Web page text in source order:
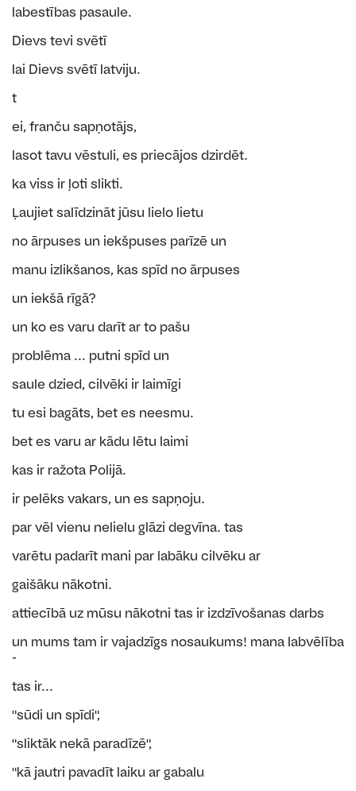
labestības pasaule.
Dievs tevi svētī
lai Dievs svētī latviju.
t
ei, franču sapņotājs,
lasot tavu vēstuli, es priecājos dzirdēt.
ka viss ir ļoti slikti.
Ļaujiet salīdzināt jūsu lielo lietu
no ārpuses un iekšpuses parīzē un
manu izlikšanos, kas spīd no ārpuses
un iekšā rīgā?
un ko es varu darīt ar to pašu
problēma ... putni spīd un
saule dzied, cilvēki ir laimīgi
tu esi bagāts, bet es neesmu.
bet es varu ar kādu lētu laimi
kas ir ražota Polijā.
ir pelēks vakars, un es sapņoju.
par vēl vienu nelielu glāzi degvīna. tas
varētu padarīt mani par labāku cilvēku ar
gaišāku nākotni.
attiecībā uz mūsu nākotni tas ir izdzīvošanas darbs
un mums tam ir vajadzīgs nosaukums! mana labvēlība
-
tas ir...
"sūdi un spīdi",
"sliktāk nekā paradīzē",
"kā jautri pavadīt laiku ar gabalu